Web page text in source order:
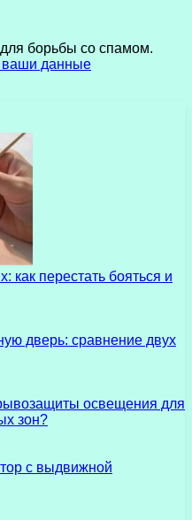
для борьбы со спамом.
ваши данные
как перестать бояться и
дверь: сравнение двух
освещения для
зон?
с выдвижной